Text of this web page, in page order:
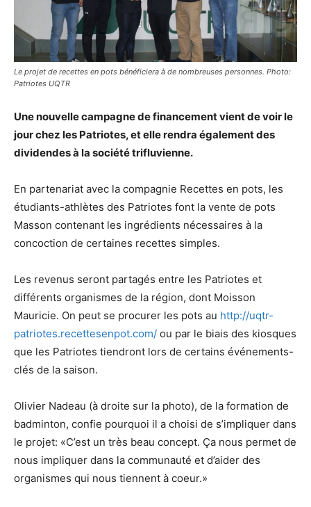
Le projet de recettes en pots bénéficiera à de nombreuses personnes. Photo:
Patriotes UQTR
Une nouvelle campagne de financement vient de voir le
jour chez les Patriotes, et elle rendra également des
dividendes à la société trifluvienne.
En partenariat avec la compagnie Recettes en pots, les
étudiants-athlètes des Patriotes font la vente de pots
Masson contenant les ingrédients nécessaires à la
concoction de certaines recettes simples.
Les revenus seront partagés entre les Patriotes et
différents organismes de la région, dont Moisson
Mauricie. On peut se procurer les pots au http://uqtr-
patriotes.recettesenpot.com/ ou par le biais des kiosques
que les Patriotes tiendront lors de certains événements-
clés de la saison.
Olivier Nadeau (à droite sur la photo), de la formation de
badminton, confie pourquoi il a choisi de s’impliquer dans
le projet: «C’est un très beau concept. Ça nous permet de
nous impliquer dans la communauté et d’aider des
organismes qui nous tiennent à coeur.»